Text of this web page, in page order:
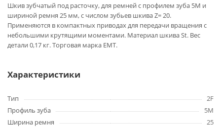
Шкив зубчатый под расточку, для ремней с профилем зуба 5M и
шириной ремня 25 мм, с числом зубьев шкива Z= 20.
Применяются в компактных приводах для передачи вращения с
небольшими крутящими моментами. Материал шкива St. Вес
детали 0,17 кг. Торговая марка EMT.
Характеристики
Тип
2F
Профиль зуба
5M
Ширина ремня
25